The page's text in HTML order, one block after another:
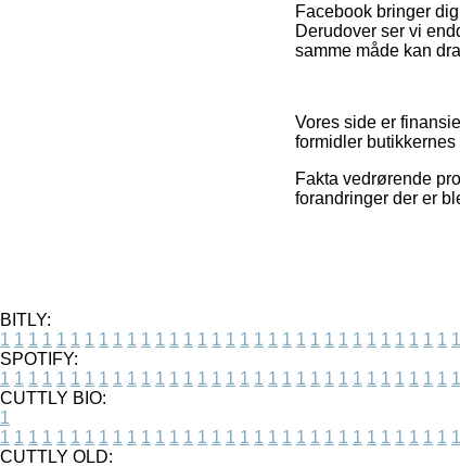
Facebook bringer
Derudover ser vi
samme måde kan
Vores side er
formidler
Fakta vedrørende
forandringer der er
BITLY:
1 1 1 1 1 1 1 1 1 1 1 1 1 1 1 1 1 1 1 1 1 1 1 1 1 1 1 1 1 1 1 1 1
SPOTIFY:
1 1 1 1 1 1 1 1 1 1 1 1 1 1 1 1 1 1 1 1 1 1 1 1 1 1 1 1 1 1 1 1 1
CUTTLY BIO:
1
1 1 1 1 1 1 1 1 1 1 1 1 1 1 1 1 1 1 1 1 1 1 1 1 1 1 1 1 1 1 1 1 1
CUTTLY OLD: